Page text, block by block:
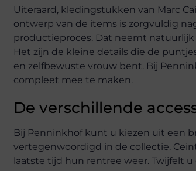
Uiteraard, kledingstukken van Marc
ontwerp van de items is zorgvuldig
productieproces. Dat neemt
Het zijn de kleine details die de
en zelfbewuste vrouw bent. Bij
compleet mee te maken.
De verschillende
Bij Penninkhof kunt u kiezen uit een
vertegenwoordigd in de collectie.
laatste tijd hun rentree weer. Twijfelt